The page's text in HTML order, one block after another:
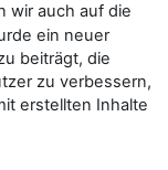
wir auch auf die
ein neuer
beiträgt, die
zu verbessern,
erstellten Inhalte